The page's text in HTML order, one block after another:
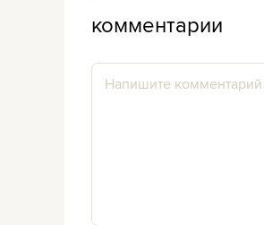
комментарии